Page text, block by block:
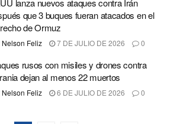
lanza nuevos ataques contra Irán
que 3 buques fueran atacados en el
de Ormuz
Nelson Feliz 7 DE JULIO DE 2026 0
rusos con misiles y drones contra
dejan al menos 22 muertos
Nelson Feliz 6 DE JULIO DE 2026 0